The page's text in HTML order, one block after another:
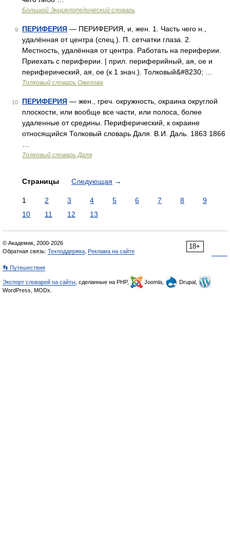
Большой Энциклопедический словарь
9 ПЕРИФЕРИЯ — ПЕРИФЕРИЯ, и, жен. 1. Часть чего н.,
удалённая от центра (спец.). П. сетчатки глаза. 2.
Местность, удалённая от центра. Работать на периферии.
Приехать с периферии. | прил. периферийный, ая, ое и
периферический, ая, ое (к 1 знач.). Толковый&#8230; …
Толковый словарь Ожегова
10 ПЕРИФЕРИЯ — жен., греч. окружность, окраина округлой
плоскости, или вообще все части, или полоса, более
удаленные от средины. Периферический, к окраине
относящийся Толковый словарь Даля. В.И. Даль. 1863 1866
Толковый словарь Даля
Страницы Следующая →
1 2 3 4 5 6 7 8
9
10
11 12 13
18+
© Академик, 2000-2026
Обратная связь: Техподдержка Реклама на сайте
👣 Путешествия
Экспорт словарей на сайты , сделанные на PHP, Joomla,
Drupal,
WordPress, MODx.